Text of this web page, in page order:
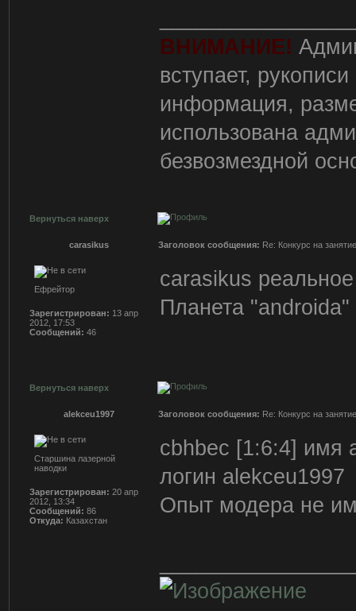
ВНИМАНИЕ!
вступает,
информация,
использована
безвозмездной
Вернуться наверх
carasikus Заголовок сообщения: Re: Конкурс на
Ефрейтор
Зарегистрирован: 13 апр
2012, 17:53
Сообщений: 46
carasikus
Планета
Вернуться наверх
alekceu1997 Заголовок сообщения: Re: Конкурс на
Старшина лазерной
наводки
Зарегистрирован: 20 апр
2012, 13:34
Сообщений: 86
Откуда: Казахстан
cbhbec [1:6:4] имя
логин alekceu1997
Опыт модера не